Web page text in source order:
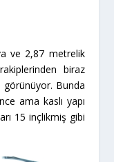
ve 2,87 metrelik
biraz
Bunda
ama kaslı yapı
15 inçlikmiş gibi